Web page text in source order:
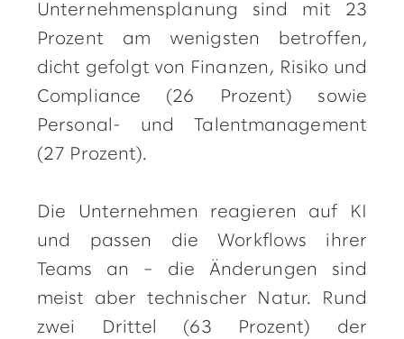
Unternehmensplanung sind mit 23
Prozent am wenigsten betroffen,
dicht gefolgt von Finanzen, Risiko und
Compliance (26 Prozent) sowie
Personal- und Talentmanagement
(27 Prozent).
Die Unternehmen reagieren auf KI
und passen die Workflows ihrer
Teams an – die Änderungen sind
meist aber technischer Natur. Rund
zwei Drittel (63 Prozent) der